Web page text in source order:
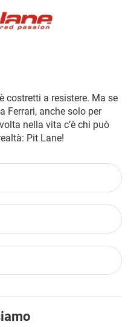
costretti a resistere. Ma se
Ferrari, anche solo per
nella vita c’è chi può
Pit Lane!